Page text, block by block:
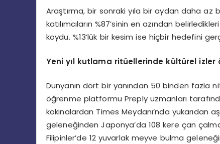
Araştırma, bir sonraki yıla bir aydan daha az
katılımcıların %87’sinin en azından
koydu. %13’lük bir kesim ise hiçbir hedefini
Yeni yıl kutlama ritüellerinde kültürel izler
Dünyanın dört bir yanından 50 binden fazla
öğrenme platformu Preply uzmanları
kokinalardan Times Meydanı’nda yukarıdan
geleneğinden Japonya’da 108 kere çan
Filipinler’de 12 yuvarlak meyve bulma